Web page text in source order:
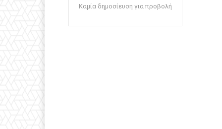
Καμία δημοσίευση για προβολή